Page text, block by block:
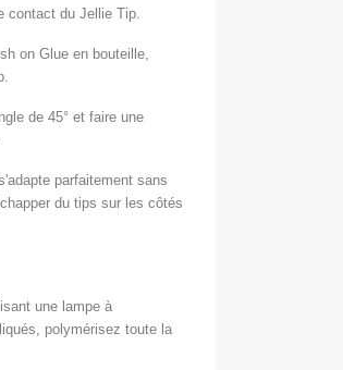
contact du Jellie Tip.
on Glue en bouteille,
de 45° et faire une
parfaitement sans
du tips sur les côtés
une lampe à
polymérisez toute la